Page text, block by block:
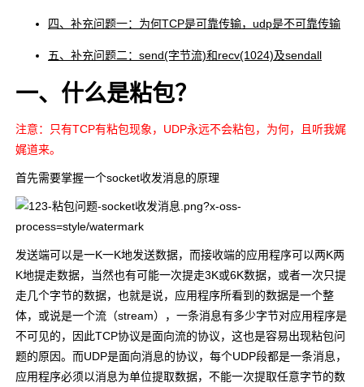
四、补充问题一：为何TCP是可靠传输，udp是不可靠传输
五、补充问题二：send(字节流)和recv(1024)及sendall
一、什么是粘包？
注意：只有TCP有粘包现象，UDP永远不会粘包，为何，且听我娓
娓道来。
首先需要掌握一个socket收发消息的原理
发送端可以是一K一K地发送数据，而接收端的应用程序可以两K两
K地提走数据，当然也有可能一次提走3K或6K数据，或者一次只提
走几个字节的数据，也就是说，应用程序所看到的数据是一个整
体，或说是一个流（stream），一条消息有多少字节对应用程序是
不可见的，因此TCP协议是面向流的协议，这也是容易出现粘包问
题的原因。而UDP是面向消息的协议，每个UDP段都是一条消息，
应用程序必须以消息为单位提取数据，不能一次提取任意字节的数